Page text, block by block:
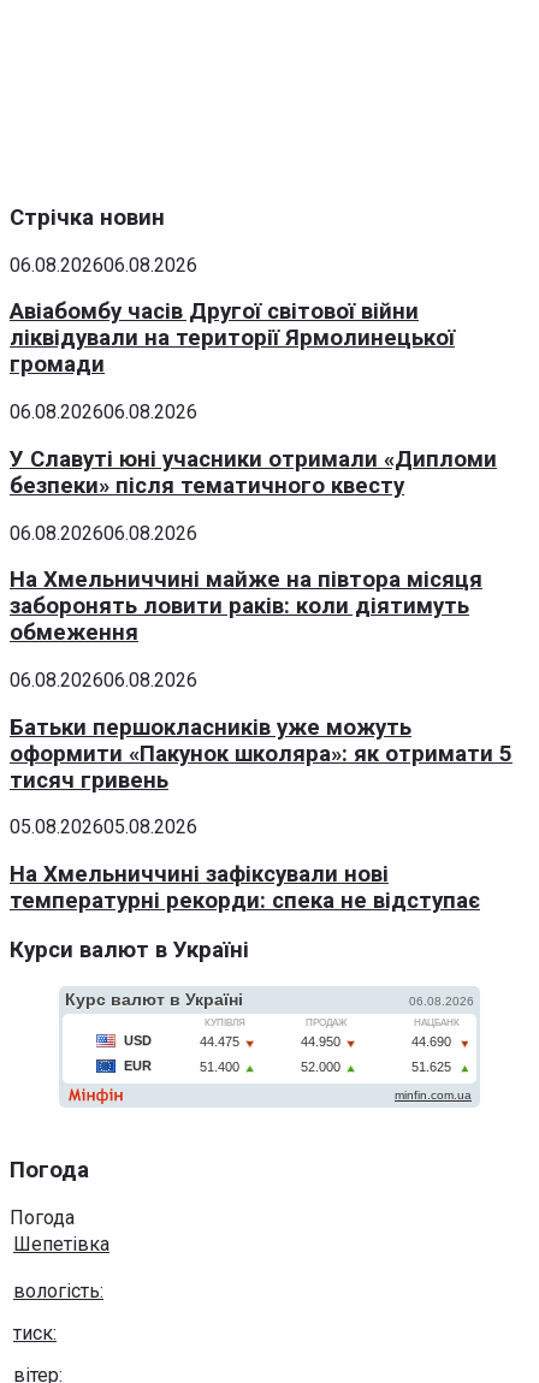
Стрічка новин
06.08.202606.08.2026
Авіабомбу часів Другої світової війни
ліквідували на території Ярмолинецької
громади
06.08.202606.08.2026
У Славуті юні учасники отримали «Дипломи
безпеки» після тематичного квесту
06.08.202606.08.2026
На Хмельниччині майже на півтора місяця
заборонять ловити раків: коли діятимуть
обмеження
06.08.202606.08.2026
Батьки першокласників уже можуть
оформити «Пакунок школяра»: як отримати 5
тисяч гривень
05.08.202605.08.2026
На Хмельниччині зафіксували нові
температурні рекорди: спека не відступає
Курси валют в Україні
Погода
Погода
Шепетівка
вологість:
тиск:
вітер: